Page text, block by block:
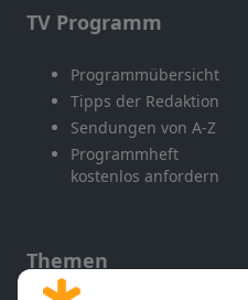
TV Programm
Programmübersicht
Tipps der Redaktion
Sendungen von A-Z
Programmheft
kostenlos anfordern
Themen